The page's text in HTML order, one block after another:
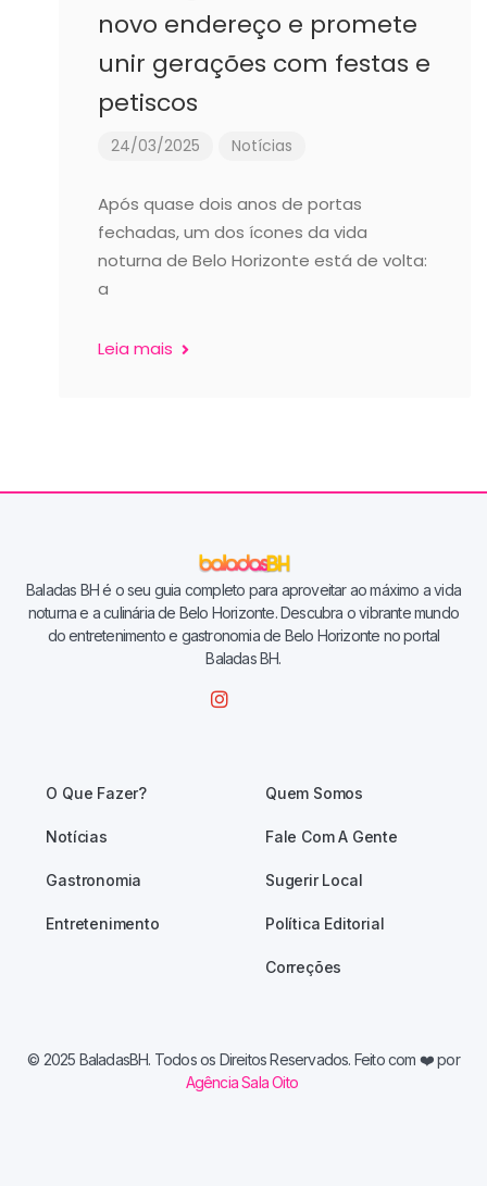
novo endereço e promete
unir gerações com festas e
petiscos
24/03/2025 Notícias
Após quase dois anos de portas
fechadas, um dos ícones da vida
noturna de Belo Horizonte está de volta:
a
Leia mais
Baladas BH é o seu guia completo para aproveitar ao máximo a vida
noturna e a culinária de Belo Horizonte. Descubra o vibrante mundo
do entretenimento e gastronomia de Belo Horizonte no portal
Baladas BH.
O Que Fazer?
Notícias
Gastronomia
Entretenimento
Quem Somos
Fale Com A Gente
Sugerir Local
Política Editorial
Correções
© 2025 BaladasBH. Todos os Direitos Reservados. Feito com ❤️ por
Agência Sala Oito